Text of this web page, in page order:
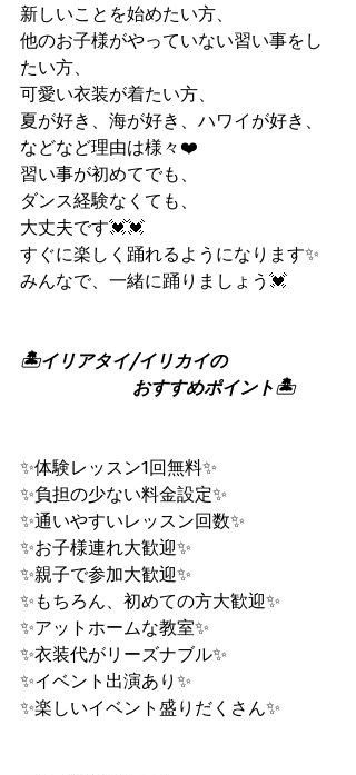
新しいことを始めたい方、
他のお子様がやっていない習い事をし
たい方、
可愛い衣装が着たい方、
夏が好き、海が好き、ハワイが好き、
などなど理由は様々❤️
習い事が初めてでも、
ダンス経験なくても、
大丈夫です💓💓
すぐに楽しく踊れるようになります✨
みんなで、一緒に踊りましょう💓
🏝イリアタイ/イリカイの
おすすめポイント🏝
✨体験レッスン1回無料✨
✨負担の少ない料金設定✨
✨通いやすいレッスン回数✨
✨お子様連れ大歓迎✨
✨親子で参加大歓迎✨
✨もちろん、初めての方大歓迎✨
✨アットホームな教室✨
✨衣装代がリーズナブル✨
✨イベント出演あり✨
✨楽しいイベント盛りだくさん✨